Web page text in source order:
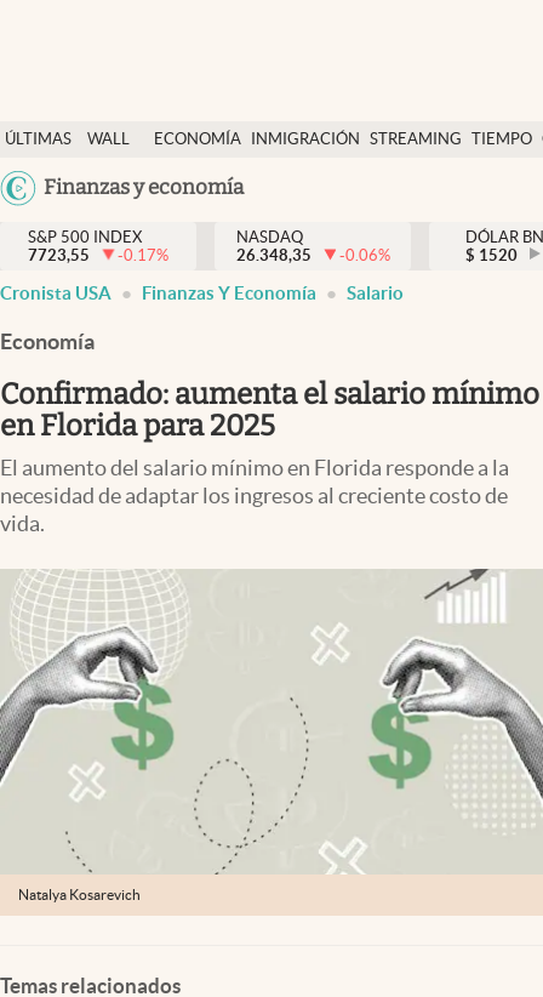
ÚLTIMAS
NOTICIAS
WALL
DÓLAR
ECONOMÍA INMIGRACIÓN STREAMING TIEMPO
México
Finanzas y economía
Finanzas y economía
Wall Street y dólar
Inmigración
Espiritual
Streaming
USA
S&P 500 INDEX
7723,55
-0.17%
NASDAQ
26.348,35
-0.06%
DÓLAR
$ 1520
Cronista USA Finanzas Y Economía Salario
Economía
Confirmado: aumenta el salario mínimo
en Florida para 2025
El aumento del salario mínimo en Florida responde a la
necesidad de adaptar los ingresos al creciente costo de
vida.
Natalya Kosarevich
Temas relacionados